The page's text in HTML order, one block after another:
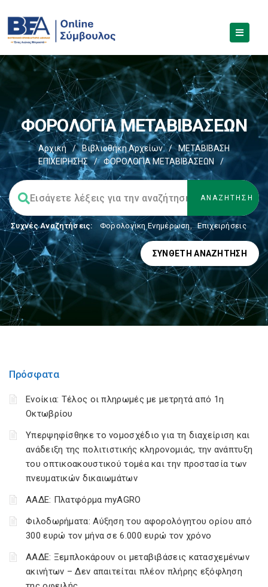
ΦΟΡΟΛΟΓΙΑ ΜΕΤΑΒΙΒΑΣΕΩΝ
Αρχική / Βιβλιοθήκη Αρχείων /
ΜΕΤΑΒΙΒΑΣΗ
ΕΠΙΧΕIΡΗΣΗΣ
/ ΦΟΡΟΛΟΓΙΑ ΜΕΤΑΒΙΒΑΣΕΩΝ /
Συχνές Αναζητήσεις: Φορολογικη Ενημέρωση, Επιχειρήσεις
ΣΎΝΘΕΤΗ ΑΝΑΖΉΤΗΣΗ
Πρόσφατα
Ενοίκια: Τέλος οι πληρωμές με μετρητά από 1η
Οκτωβρίου
Υπερψηφίσθηκε το νομοσχέδιο για τη διαχείριση και
ανάδειξη της πολιτιστικής κληρονομιάς, την ανάπτυξη
του οπτικοακουστικού τομέα και την προστασία των
πνευματικών δικαιωμάτων
ΑΑΔΕ: Πλατφόρμα myAGRO
Φιλοδωρήματα: Αύξηση του αφορολόγητου ορίου από
300 ευρώ τον μήνα σε 6.000 ευρώ τον χρόνο
ΑΑΔΕ: Ξεμπλοκάρουν οι μεταβιβάσεις κατασχεμένων
ακινήτων – Δεν απαιτείται πλέον πλήρης εξόφληση